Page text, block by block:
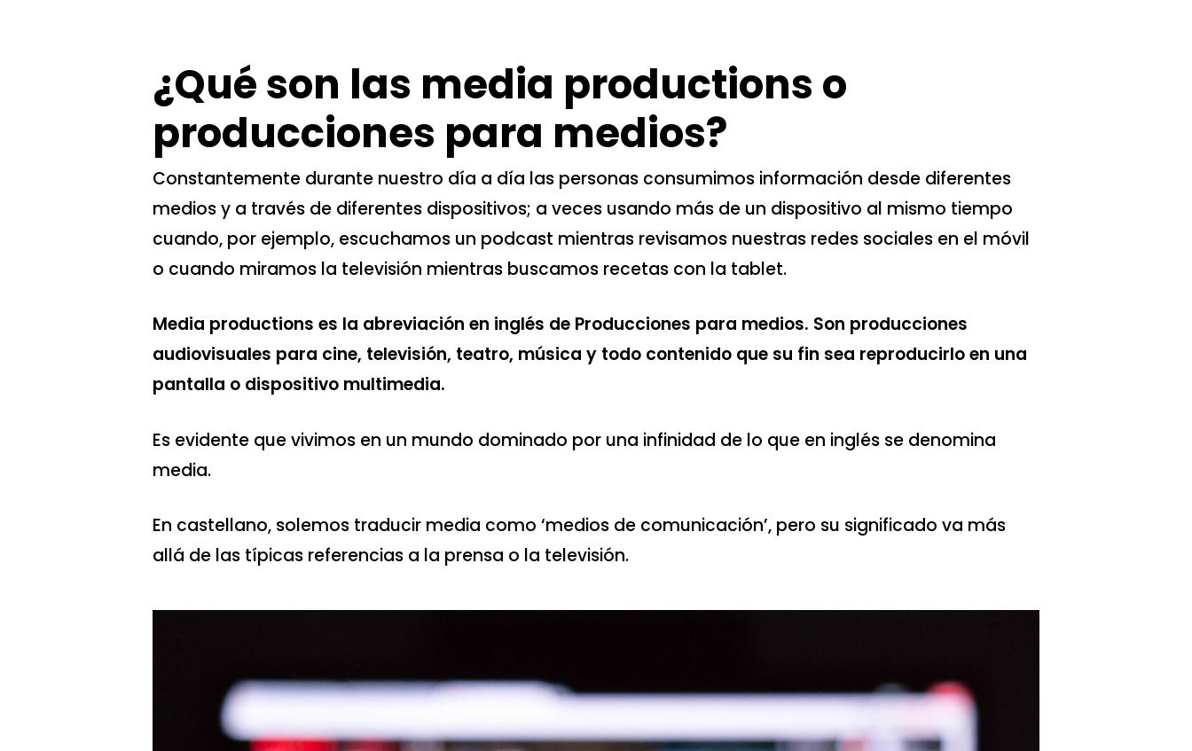
¿Qué son las media productions o
producciones para medios?
Constantemente durante nuestro día a día las personas consumimos información desde diferentes
medios y a través de diferentes dispositivos; a veces usando más de un dispositivo al mismo tiempo
cuando, por ejemplo, escuchamos un podcast mientras revisamos nuestras redes sociales en el móvil
o cuando miramos la televisión mientras buscamos recetas con la tablet.
Media productions es la abreviación en inglés de Producciones para medios. Son producciones
audiovisuales para cine, televisión, teatro, música y todo contenido que su fin sea reproducirlo en una
pantalla o dispositivo multimedia.
Es evidente que vivimos en un mundo dominado por una infinidad de lo que en inglés se denomina
media.
En castellano, solemos traducir media como ‘medios de comunicación’, pero su significado va más
allá de las típicas referencias a la prensa o la televisión.